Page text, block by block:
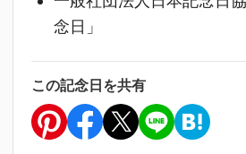
念日」
この記念日を共有